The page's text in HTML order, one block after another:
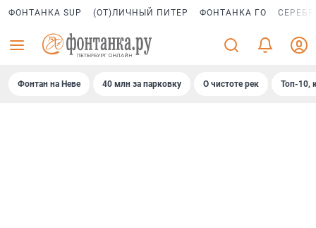
ФОНТАНКА SUP (ОТ)ЛИЧНЫЙ ПИТЕР ФОНТАНКА ГО
Фонтан на Неве 40 млн за парковку О чистоте рек Топ-10,